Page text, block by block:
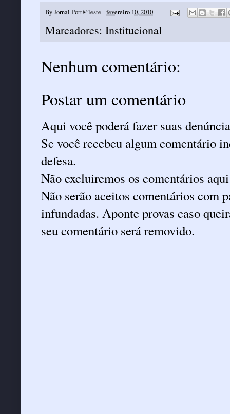
ByJornal Port@leste -fevereiro 10, 2010
Marcadores: Institucional
Nenhum comentário:
Postar um comentário
Aqui você poderá fazer suas
Se você recebeu algum comentário
defesa.
Não excluiremos os comentários
Não serão aceitos comentários com
infundadas. Aponte provas caso
seu comentário será removido.